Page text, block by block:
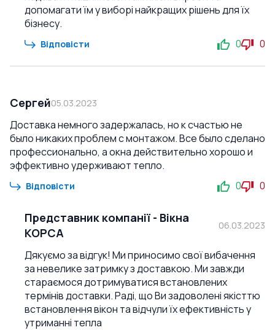
допомагати їм у виборі найкращих рішень для їх
бізнесу.
Відповісти 0 0
Сергей05.03.2023
Доставка немного задержалась, но к счастью не
было никаких проблем с монтажом. Все было сделано
профессионально, а окна действительно хорошо и
эффективно удерживают тепло.
Відповісти 0 0
Представник компанії - Вікна
КОРСА
06.03.2023
Дякуємо за відгук! Ми приносимо свої вибачення
за невелике затримку з доставкою. Ми завжди
стараємося дотримуватися встановлених
термінів доставки. Раді, що Ви задоволені якісттю
встановлення вікон та відчули їх ефективність у
утриманні тепла